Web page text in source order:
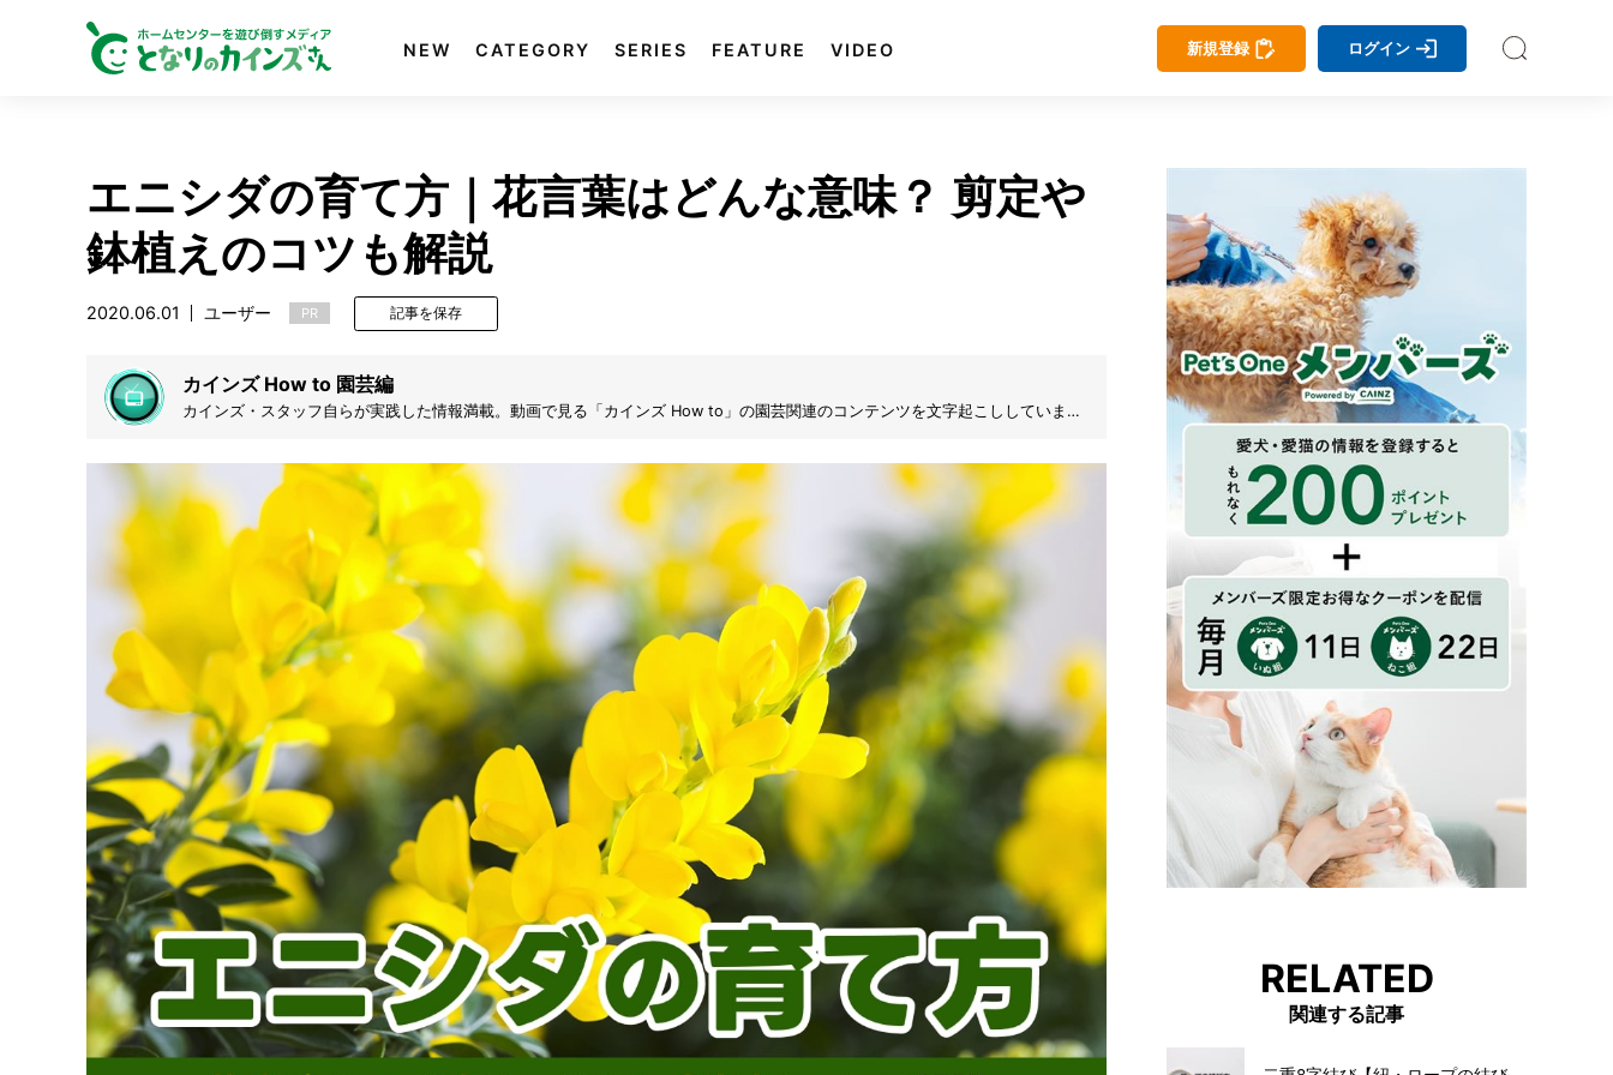
NEW CATEGORY SERIES FEATURE VIDEO 新規登録 ログイン
エニシダの育て方｜花言葉はどんな意味？ 剪定や
鉢植えのコツも解説
2020.06.01 ユーザー PR 記事を保存
カインズ How to 園芸編
カインズ・スタッフ自らが実践した情報満載。動画で見る「カインズ How to」の園芸関連のコンテンツを文字起こししていま
RELATED
関連する記事